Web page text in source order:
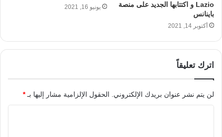
Lazio و اكتتابها الجديد على منصة
باينانس
أكتوبر 14, 2021
يونيو 16, 2021
اترك تعليقاً
لن يتم نشر عنوان بريدك الإلكتروني. الحقول الإلزامية مشار إليها بـ*